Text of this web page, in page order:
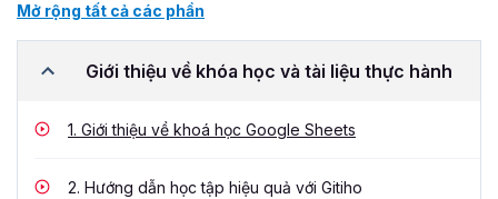
Mở rộng tất cả các phần
Giới thiệu về khóa học và tài liệu thực hành
1. Giới thiệu về khoá học Google Sheets
2. Hướng dẫn học tập hiệu quả với Gitiho